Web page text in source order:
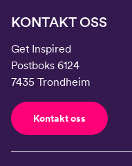
KONTAKT OSS
Get Inspired
Postboks 6124
7435 Trondheim
Kontakt oss